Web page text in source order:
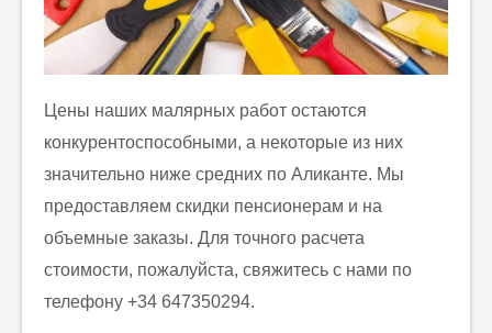
Отправить заявку
Цены наших малярных работ остаются
конкурентоспособными, а некоторые из них
значительно ниже средних по Аликанте. Мы
предоставляем скидки пенсионерам и на
объемные заказы. Для точного расчета
стоимости, пожалуйста, свяжитесь с нами по
телефону +34 647350294.